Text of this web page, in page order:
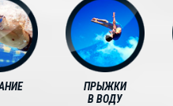
ПРЫЖКИ
В ВОДУ